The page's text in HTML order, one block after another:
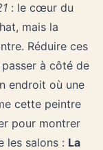
: le cœur du
mais la
Réduire ces
à côté de
endroit où une
cette peintre
pour montrer
les salons : La